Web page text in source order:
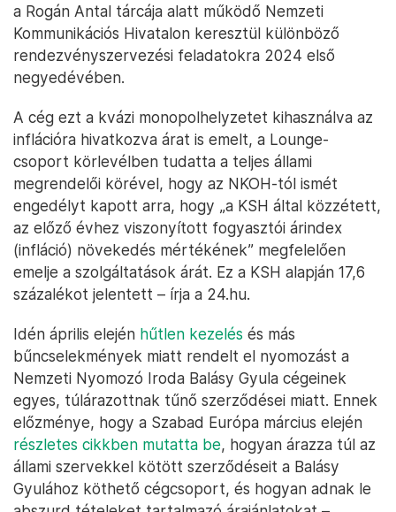
a Rogán Antal tárcája alatt működő Nemzeti
Kommunikációs Hivatalon keresztül különböző
rendezvényszervezési feladatokra 2024 első
negyedévében.
A cég ezt a kvázi monopolhelyzetet kihasználva az
inflációra hivatkozva árat is emelt, a Lounge-
csoport körlevélben tudatta a teljes állami
megrendelői körével, hogy az NKOH-tól ismét
engedélyt kapott arra, hogy „a KSH által közzétett,
az előző évhez viszonyított fogyasztói árindex
(infláció) növekedés mértékének” megfelelően
emelje a szolgáltatások árát. Ez a KSH alapján 17,6
százalékot jelentett – írja a 24.hu.
Idén április elején hűtlen kezelés és más
bűncselekmények miatt rendelt el nyomozást a
Nemzeti Nyomozó Iroda Balásy Gyula cégeinek
egyes, túlárazottnak tűnő szerződései miatt. Ennek
előzménye, hogy a Szabad Európa március elején
részletes cikkben mutatta be, hogyan árazza túl az
állami szervekkel kötött szerződéseit a Balásy
Gyulához köthető cégcsoport, és hogyan adnak le